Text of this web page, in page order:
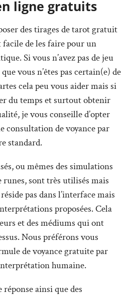
ligne gratuits
des tirages de tarot gratuit
de les faire pour un
Si vous n’avez pas de jeu
vous n’êtes pas certain(e) de
cela peu vous aider mais si
du temps et surtout obtenir
je vous conseille d’opter
consultation de voyance par
standard.
ou mêmes des simulations
runes, sont très utilisés mais
pas dans l’interface mais
proposées. Cela
et des médiums qui ont
Nous préférons vous
de voyance gratuite par
humaine.
ainsi que des